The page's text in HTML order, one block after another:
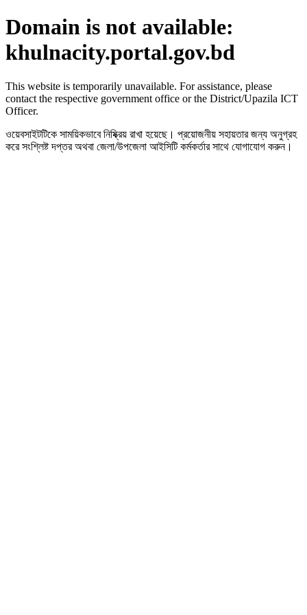
Domain is not available:
khulnacity.portal.gov.bd
This website is temporarily unavailable. For assistance, please
contact the respective government office or the District/Upazila ICT
Officer.
ওয়েবসাইটটিকে সাময়িকভাবে নিষ্ক্রিয় রাখা হয়েছে। প্রয়োজনীয় সহায়তার জন্য অনুগ্রহ
করে সংশ্লিষ্ট দপ্তর অথবা জেলা/উপজেলা আইসিটি কর্মকর্তার সাথে যোগাযোগ করুন।